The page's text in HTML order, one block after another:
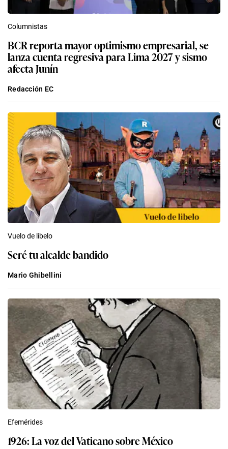
Columnistas
BCR reporta mayor optimismo empresarial, se
lanza cuenta regresiva para Lima 2027 y sismo
afecta Junín
Redacción EC
Vuelo de libelo
Seré tu alcalde bandido
Mario Ghibellini
Efemérides
1926: La voz del Vaticano sobre México